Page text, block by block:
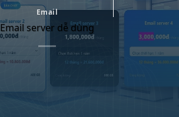
Email
Email server dễ dùng